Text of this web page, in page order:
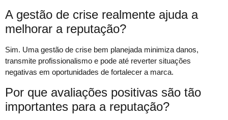
A gestão de crise realmente ajuda a
melhorar a reputação?
Sim. Uma gestão de crise bem planejada minimiza danos,
transmite profissionalismo e pode até reverter situações
negativas em oportunidades de fortalecer a marca.
Por que avaliações positivas são tão
importantes para a reputação?